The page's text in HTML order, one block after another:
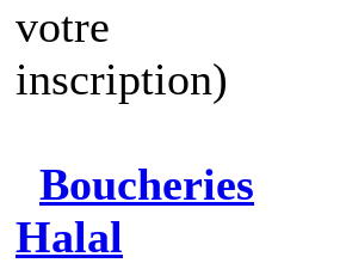
votre
inscription)
Boucheries
Halal